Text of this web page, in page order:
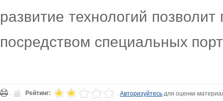
развитие технологий
посредством специальных
Рейтинг: Авторизуйтесьдля оценки